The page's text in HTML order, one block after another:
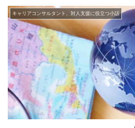
キャリアコンサルタント、対人支援に役立つ小話